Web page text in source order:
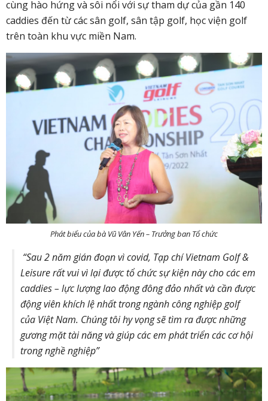
cùng hào hứng và sôi nổi với sự tham dự của gần 140
caddies đến từ các sân golf, sân tập golf, học viện golf
trên toàn khu vực miền Nam.
Phát biểu của bà Vũ Vân Yến – Trưởng ban Tổ chức
“Sau 2 năm gián đoạn vì covid, Tạp chí Vietnam Golf &
Leisure rất vui vì lại được tổ chức sự kiện này cho các em
caddies – lực lượng lao động đông đảo nhất và cần được
động viên khích lệ nhất trong ngành công nghiệp golf
của Việt Nam. Chúng tôi hy vọng sẽ tìm ra được những
gương mặt tài năng và giúp các em phát triển các cơ hội
trong nghề nghiệp”